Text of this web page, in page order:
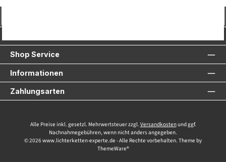
Shop Service
Informationen
Zahlungsarten
Alle Preise inkl. gesetzl. Mehrwertsteuer zzgl. Versandkostenund ggf.
Nachnahmegebühren, wenn nicht anders angegeben.
© 2026 www.lichterketten-experte.de - Alle Rechte vorbehalten. Theme by
ThemeWare®